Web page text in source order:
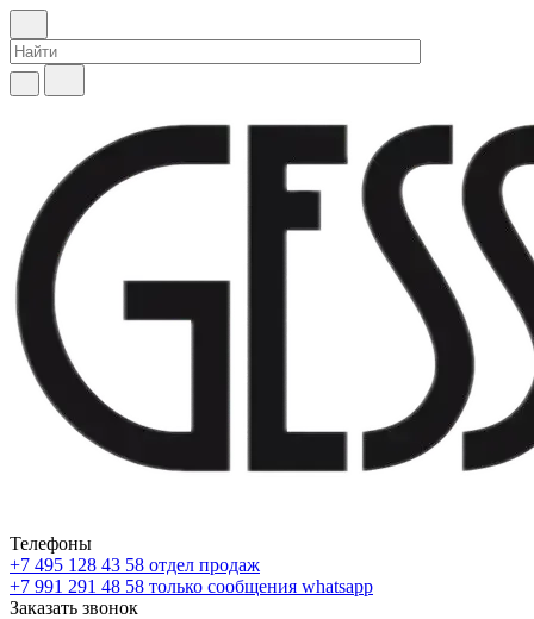
Телефоны
+7 495 128 43 58 отдел продаж
+7 991 291 48 58 только сообщения whatsapp
Заказать звонок